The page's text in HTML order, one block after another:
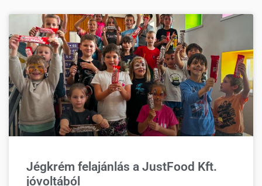
Jégkrém felajánlás a JustFood Kft.
jóvoltából